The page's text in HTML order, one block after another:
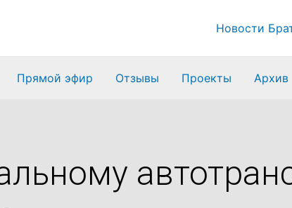
Новости
Прямой эфир Отзывы Проекты Архив